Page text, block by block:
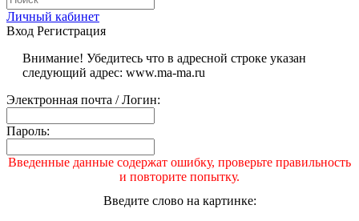
Личный кабинет
Вход Регистрация
Внимание! Убедитесь что в адресной строке указан
следующий адрес: www.ma-ma.ru
Электронная почта / Логин:
Пароль:
Введенные данные содержат ошибку, проверьте правильность
и повторите попытку.
Введите слово на картинке: